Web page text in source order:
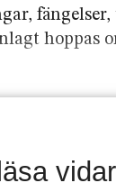
hoppas